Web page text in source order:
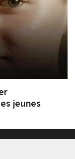
jeunes